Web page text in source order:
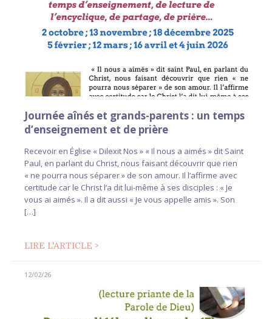
Journée aînés et grands-parents : un temps
d’enseignement et de prière
Recevoir en Église « Dilexit Nos » « Il nous a aimés » dit Saint
Paul, en parlant du Christ, nous faisant découvrir que rien
« ne pourra nous séparer » de son amour. Il l’affirme avec
certitude car le Christ l’a dit lui-même à ses disciples : « Je
vous ai aimés ». Il a dit aussi « Je vous appelle amis ». Son
[…]
LIRE L'ARTICLE >
12/02/26